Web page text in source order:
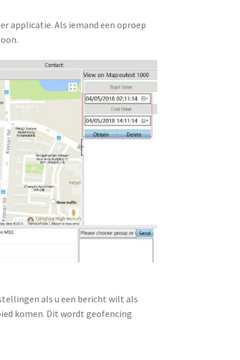
applicatie. Als iemand een oproep
als u een bericht wilt als
komen. Dit wordt geofencing